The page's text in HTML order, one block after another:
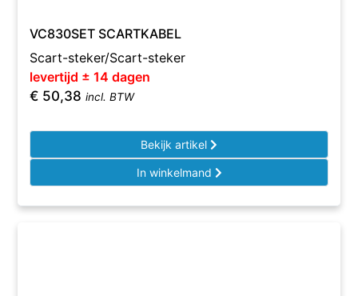
VC830SET SCARTKABEL
Scart-steker/Scart-steker
levertijd ± 14 dagen
€ 50,38 incl. BTW
Bekijk artikel
In winkelmand